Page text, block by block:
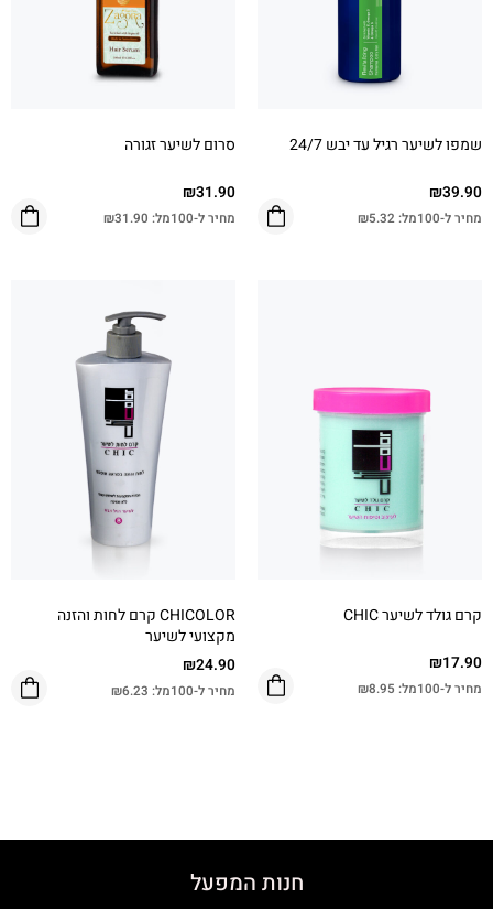
שמפו לשיער רגיל עד יבש 24/7
₪39.90
מחיר ל-100מל: ₪5.32
סרום לשיער זגורה
₪31.90
מחיר ל-100מל: ₪31.90
קרם גולד לשיער CHIC
₪17.90
מחיר ל-100מל: ₪8.95
CHICOLOR קרם לחות והזנה
מקצועי לשיער
₪24.90
מחיר ל-100מל: ₪6.23
חנות המפעל